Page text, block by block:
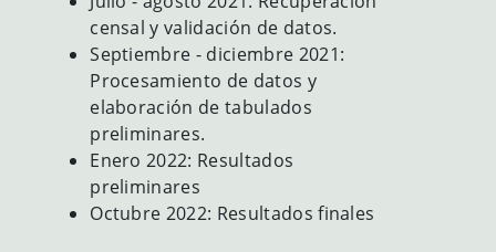
censal y validación de datos.
Septiembre - diciembre 2021:
Procesamiento de datos y
elaboración de tabulados
preliminares.
Enero 2022: Resultados
preliminares
Octubre 2022: Resultados finales